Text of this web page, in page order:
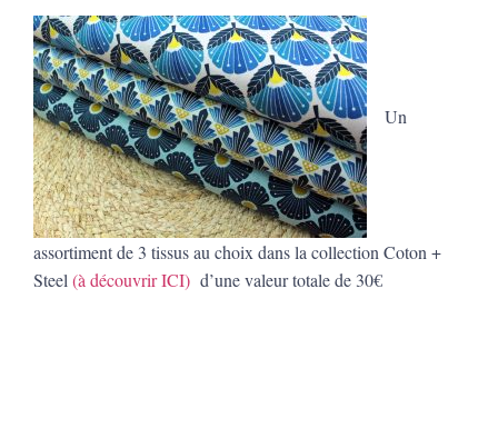
Un
assortiment de 3 tissus au choix dans la collection Coton +
Steel (à découvrir ICI) d’une valeur totale de 30€